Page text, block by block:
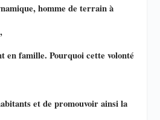
homme de terrain à
en famille. Pourquoi cette volonté
et de promouvoir ainsi la